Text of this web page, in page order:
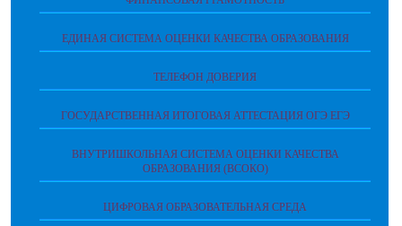
ЕДИНАЯ СИСТЕМА ОЦЕНКИ КАЧЕСТВА ОБРАЗОВАНИЯ
ТЕЛЕФОН ДОВЕРИЯ
ГОСУДАРСТВЕННАЯ ИТОГОВАЯ АТТЕСТАЦИЯ ОГЭ ЕГЭ
ВНУТРИШКОЛЬНАЯ СИСТЕМА ОЦЕНКИ КАЧЕСТВА
ОБРАЗОВАНИЯ (ВСОКО)
ЦИФРОВАЯ ОБРАЗОВАТЕЛЬНАЯ СРЕДА